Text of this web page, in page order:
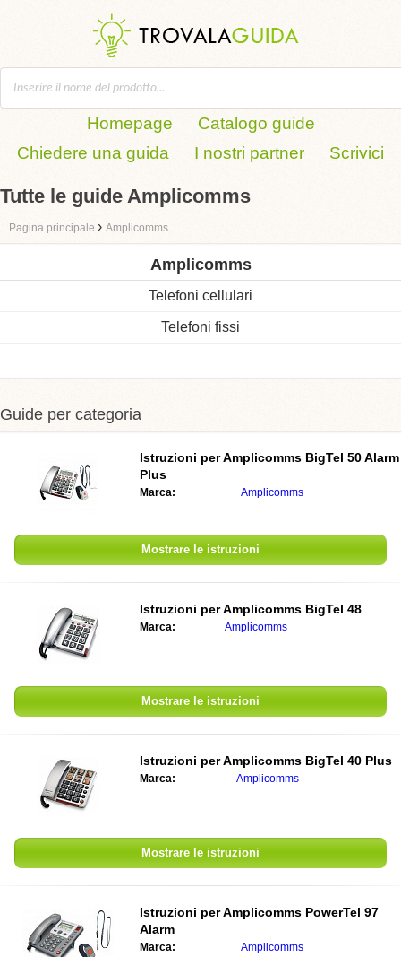
Homepage
Catalogo guide
Chiedere una guida
I nostri partner Scrivici
Tutte le guide Amplicomms
Pagina principale › Amplicomms
Amplicomms
Telefoni cellulari
Telefoni fissi
Guide per categoria
Istruzioni per Amplicomms BigTel 50 Alarm
Plus
Marca: Amplicomms
Mostrare le istruzioni
Istruzioni per Amplicomms BigTel 48
Marca: Amplicomms
Mostrare le istruzioni
Istruzioni per Amplicomms BigTel 40 Plus
Marca: Amplicomms
Mostrare le istruzioni
Istruzioni per Amplicomms PowerTel 97
Alarm
Marca: Amplicomms